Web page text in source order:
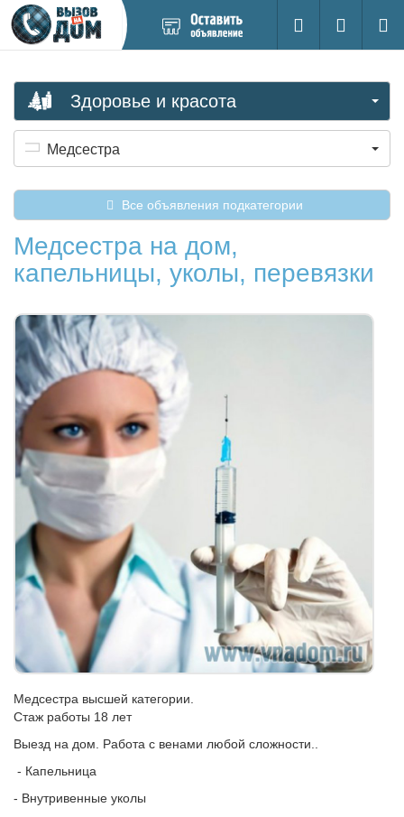
новое
Поиск
Вход на
Здоровье и красота
Медсестра
Все объявления подкатегории
Медсестра на дом,
капельницы, уколы, перевязки
Медсестра высшей категории.
Стаж работы 18 лет
Выезд на дом. Работа с венами любой сложности..
- Капельница
- Внутривенные уколы